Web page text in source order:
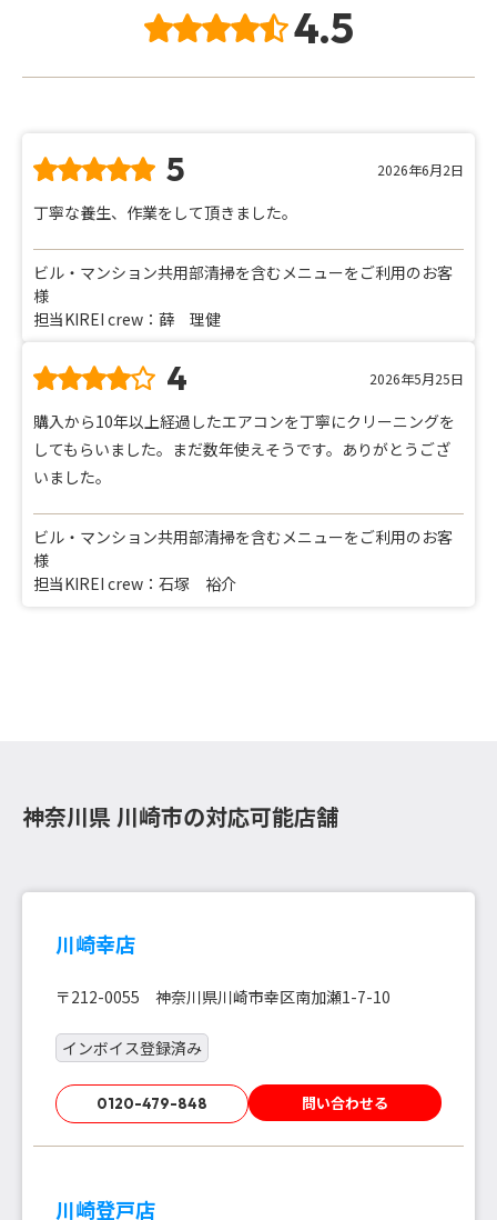
4.5
5 2026年6月2日
丁寧な養生、作業をして頂きました。
ビル・マンション共用部清掃を含むメニューをご利用のお客
様
担当KIREI crew：薛 理健
4 2026年5月25日
購入から10年以上経過したエアコンを丁寧にクリーニングを
してもらいました。まだ数年使えそうです。ありがとうござ
いました。
ビル・マンション共用部清掃を含むメニューをご利用のお客
様
担当KIREI crew：石塚 裕介
神奈川県 川崎市の対応可能店舗
川崎幸店
〒212-0055 神奈川県川崎市幸区南加瀬1-7-10
インボイス登録済み
0120-479-848 問い合わせる
川崎登戸店